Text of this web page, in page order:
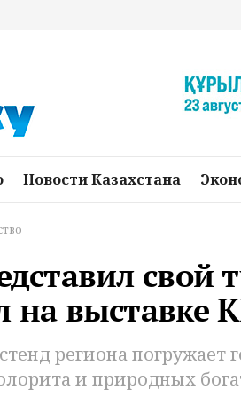
Новости Казахстана
свой
на выставке
региона погружает
и природных